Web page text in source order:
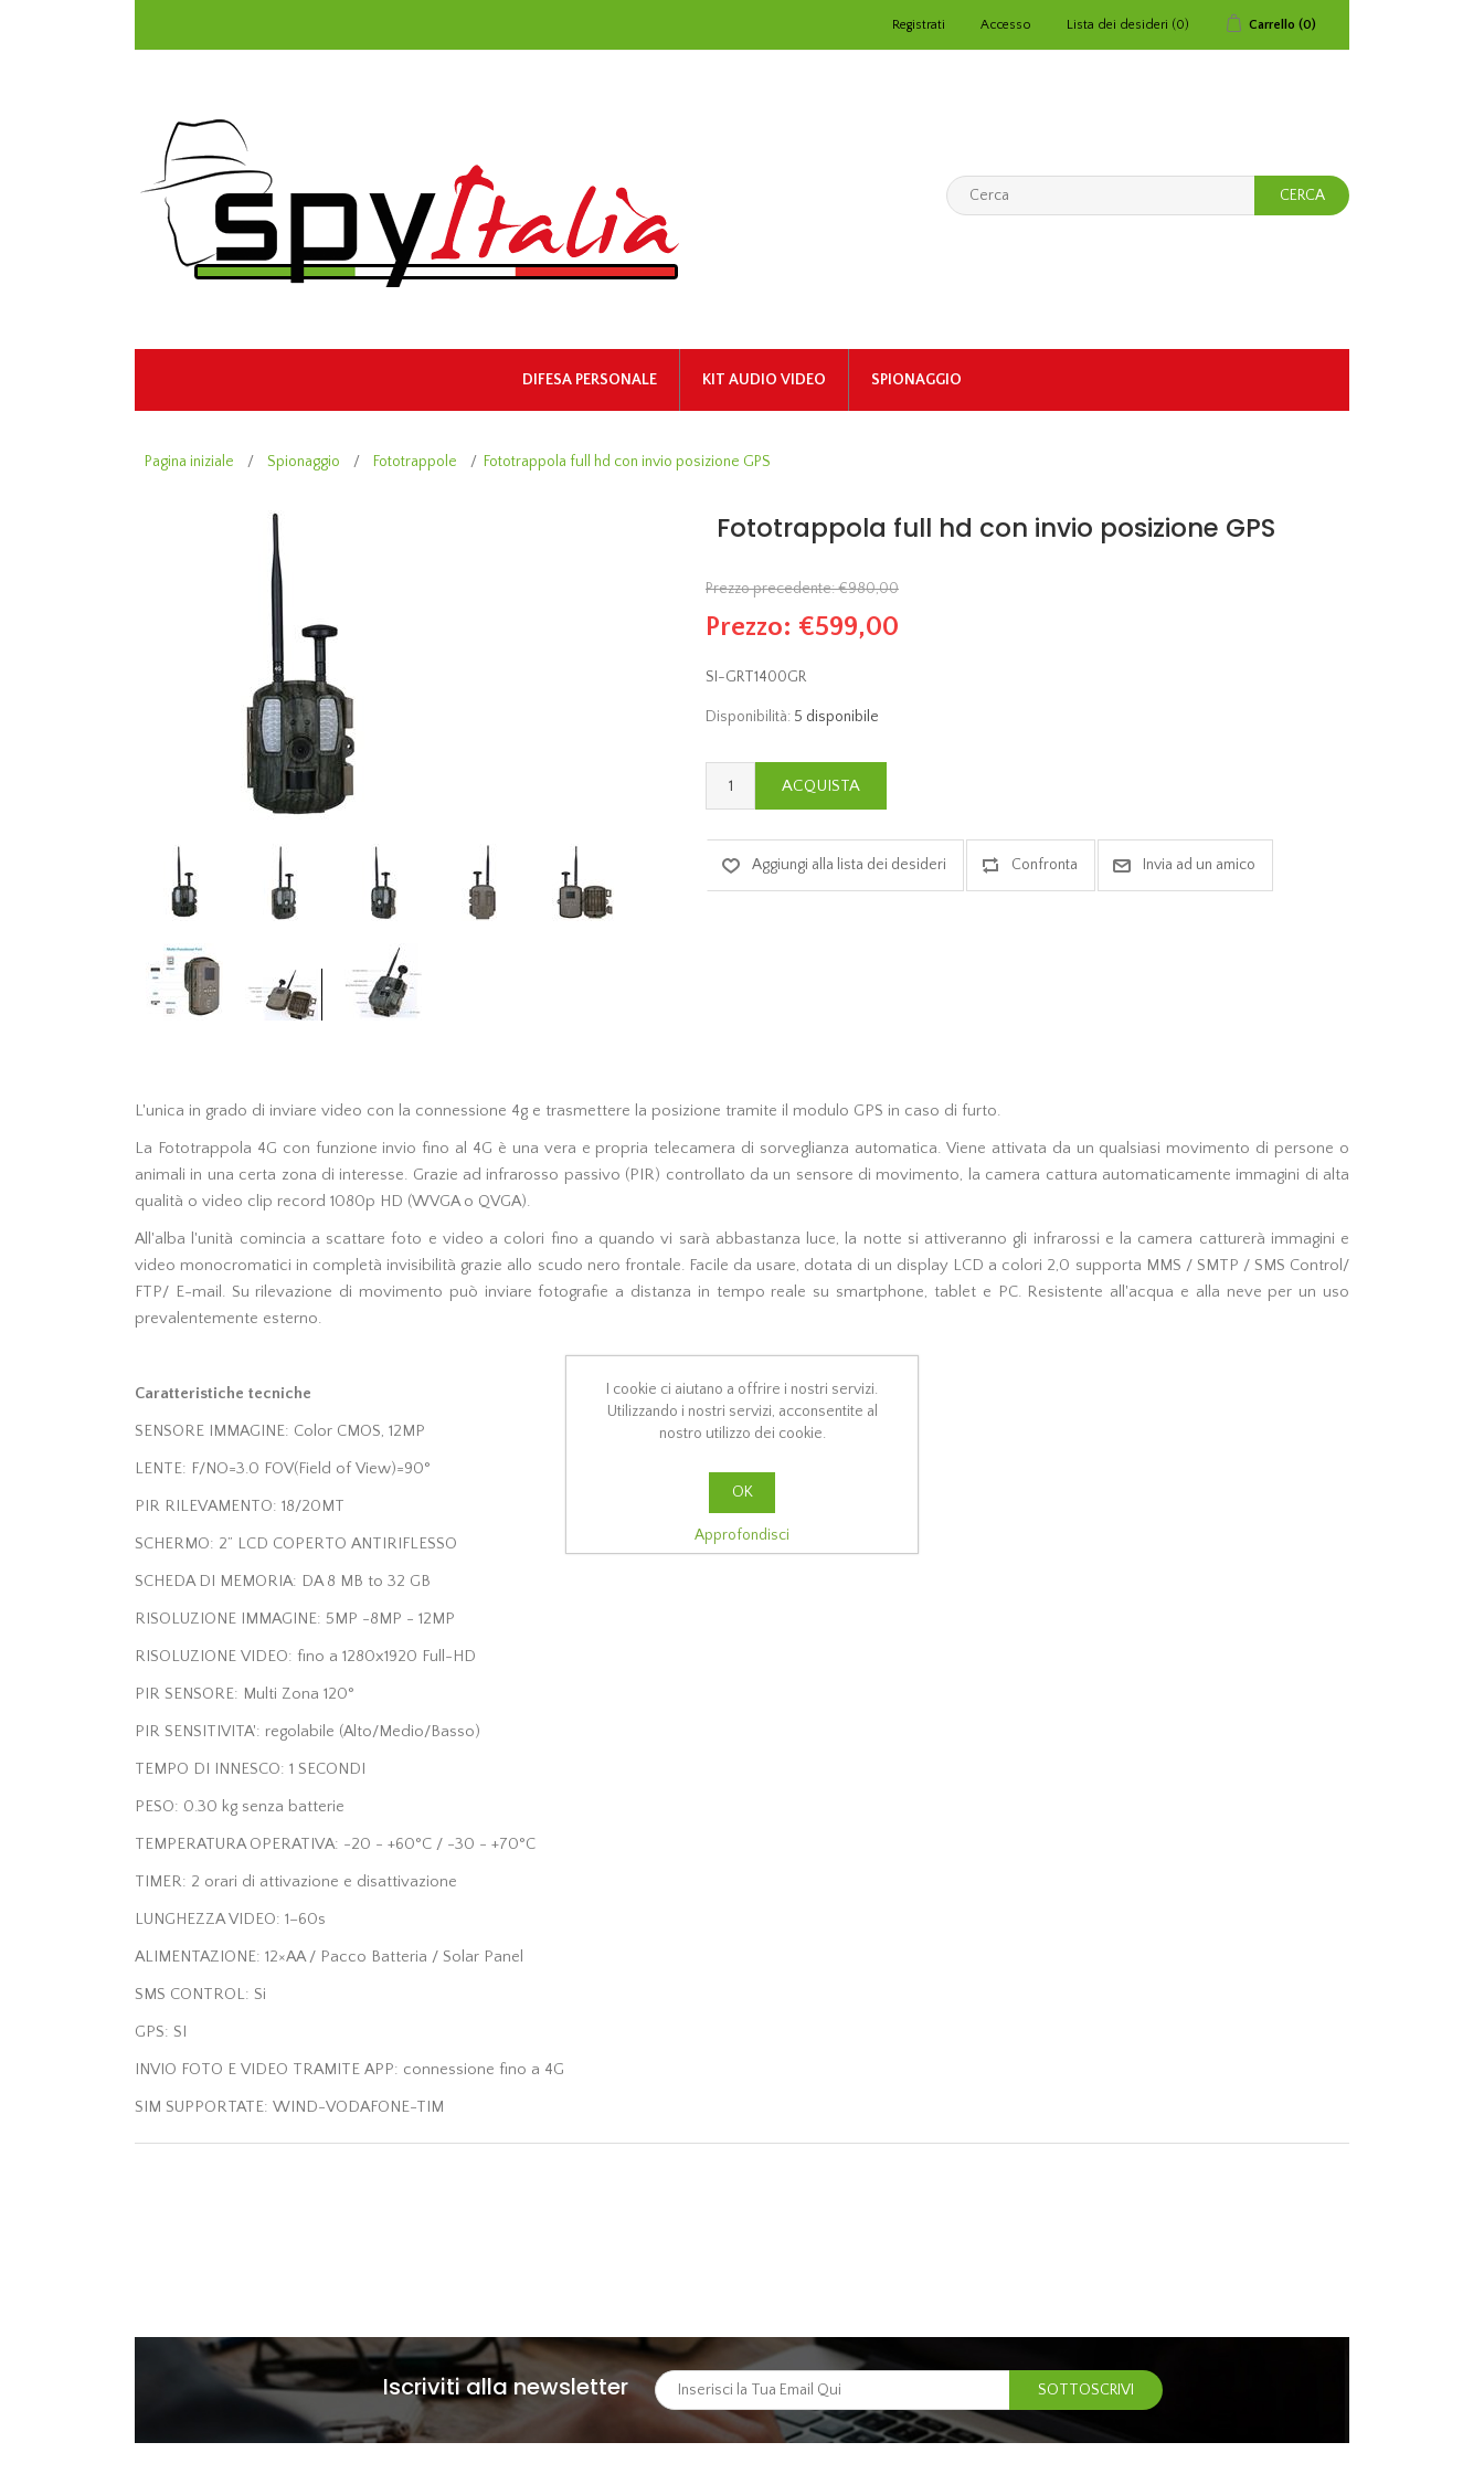
Registrati Accesso Lista dei desideri (0) Carrello (0)
DIFESA PERSONALE KIT AUDIO VIDEO SPIONAGGIO
Pagina iniziale / Spionaggio / Fototrappole / Fototrappola full hd con invio posizione GPS
Fototrappola full hd con invio posizione GPS
Prezzo precedente:€980,00
Prezzo: €599,00
SI-GRT1400GR
Disponibilità: 5 disponibile
L'unica in grado di inviare video con la connessione 4g e trasmettere la posizione tramite il modulo GPS in caso di furto.
La Fototrappola 4G con funzione invio fino al 4G è una vera e propria telecamera di sorveglianza automatica. Viene attivata da un qualsiasi movimento di persone o
animali in una certa zona di interesse. Grazie ad infrarosso passivo (PIR) controllato da un sensore di movimento, la camera cattura automaticamente immagini di alta
qualità o video clip record 1080p HD (WVGA o QVGA).
All'alba l'unità comincia a scattare foto e video a colori fino a quando vi sarà abbastanza luce, la notte si attiveranno gli infrarossi e la camera catturerà immagini e
video monocromatici in completà invisibilità grazie allo scudo nero frontale. Facile da usare, dotata di un display LCD a colori 2,0 supporta MMS / SMTP / SMS Control/
FTP/ E-mail. Su rilevazione di movimento può inviare fotografie a distanza in tempo reale su smartphone, tablet e PC. Resistente all'acqua e alla neve per un uso
prevalentemente esterno.
Caratteristiche tecniche
SENSORE IMMAGINE: Color CMOS, 12MP
LENTE: F/NO=3.0 FOV(Field of View)=90°
PIR RILEVAMENTO: 18/20MT
SCHERMO: 2” LCD COPERTO ANTIRIFLESSO
SCHEDA DI MEMORIA: DA 8 MB to 32 GB
RISOLUZIONE IMMAGINE: 5MP -8MP - 12MP
RISOLUZIONE VIDEO: fino a 1280x1920 Full-HD
PIR SENSORE: Multi Zona 120°
PIR SENSITIVITA': regolabile (Alto/Medio/Basso)
TEMPO DI INNESCO: 1 SECONDI
PESO: 0.30 kg senza batterie
TEMPERATURA OPERATIVA: -20 - +60°C / -30 - +70°C
TIMER: 2 orari di attivazione e disattivazione
LUNGHEZZA VIDEO: 1–60s
ALIMENTAZIONE: 12×AA / Pacco Batteria / Solar Panel
SMS CONTROL: Si
GPS: SI
INVIO FOTO E VIDEO TRAMITE APP: connessione fino a 4G
SIM SUPPORTATE: WIND-VODAFONE-TIM
Iscriviti alla newsletter
I cookie ci aiutano a offrire i nostri servizi.
Utilizzando i nostri servizi, acconsentite al
nostro utilizzo dei cookie.
OK
Approfondisci